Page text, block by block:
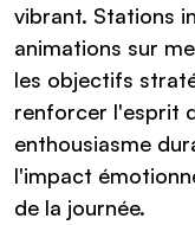
vibrant. Stations
animations sur
les objectifs
renforcer l'esprit
enthousiasme
l'impact
de la journée.